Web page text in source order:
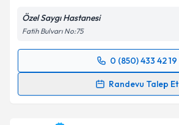
Özel Saygı Hastanesi
Fatih Bulvarı No:75
0 (850) 433 42 19
Randevu Talep Et
Randevu Takvimi Talebi